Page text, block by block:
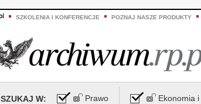
SZKOLENIA I KONFERENCJE POZNAJ NASZE PRODUKTY
SZUKAJ W: Prawo Ekonomia